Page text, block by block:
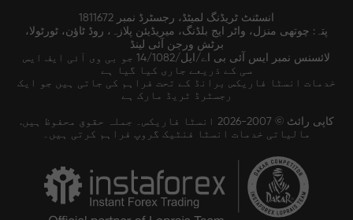
انسٹنٹ ٹریڈنگ لمیٹڈ، رجسٹرڈ نمبر 1811672
پتہ: چوتھی منزل، واٹر ایج بلڈنگ، میریڈیئن پلازہ، روڈ ٹاؤن، ٹورٹولا،
برٹش ورجن آئی لینڈ
لائسنس نمبر ایس آئی بی اے/ایل/14/1082 جو بی وی آئی ایف ایس
سی کے ذریعے جاری کیا گیا ہے
خدمات انسٹا فاریکس برانڈ کے تحت فراہم کی جاتی ہیں جو ایک
رجسٹرڈ ٹریڈ مارک ہے
کاپی رائٹ © 2007-2026 انسٹا فاریکس۔ جملہ حقوق محفوظ ہیں.
مالیاتی خدمات انسٹا فنٹیک گروپ فراہم کرتی ہیں۔